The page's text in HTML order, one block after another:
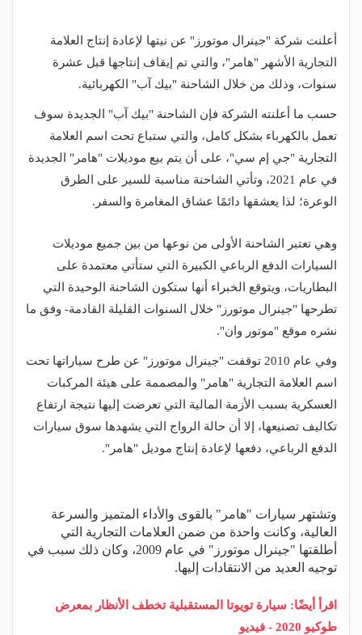
أعلنت شركة "جينرال موتورز" عن نيتها لإعادة إنتاج العلامة
التجارية الأشهر "هامر"، والتي تم إيقاف إنتاجها قبل عشرة
سنوات، وذلك من خلال الشاحنة "بيك آب" الكهربائية.
حسب ما أعلنته الشركة فإن الشاحنة "بيك آب" الجديدة سوف
تعمل بالكهرباء بشكل كامل، والتي ستباع تحت اسم العلامة
التجارية "جي إم سي"، على أن يتم بيع موديلات "هامر" الجديدة
في عام 2021، وتأتي الشاحنة مناسبة للسير على الطرق
الوعرة؛ لذا يعشقها دائمًا عشاق المغامرة والسفر.
وهي تعتبر الشاحنة الأولى من نوعها من بين جميع موديلات
السيارات الدفع الرباعي الكبيرة التي ستأتي معتمدة على
البطاريات، ويتوقع الخبراء أنها ستكون الشاحنة الوحيدة التي
تطرحها "جينرال موتورز" خلال السنوات القليلة القادمة- وفق ما
نشره موقع "موتور وان".
وفي عام 2010 توقفت "جينرال موتورز" عن طرح سياراتها تحت
اسم العلامة التجارية "هامر" والمصممة على هيئة المركبات
العسكرية بسبب الأزمة المالية التي تعرضت إليها نتيجة ارتفاع
تكاليف تصنيعها، إلا أن حالة الرواج التي يشهدها سوق سيارات
الدفع الرباعي، دفعها لإعادة إنتاج موديل "هامر".
وتشتهر سيارات "هامر" بالقوى والأداء المتميز والسرعة
العالية، وكانت واحدة من ضمن العلامات التجارية التي
أطلقتها "جينرال موتورز" في عام 2009، وكان ذلك سبب في
توجيه العديد من الانتقادات إليها.
اقرأ أيضًا: سيارة تويوتا المستقبلية تخطف الأنظار بمعرض
طوكيو 2020 - فيديو